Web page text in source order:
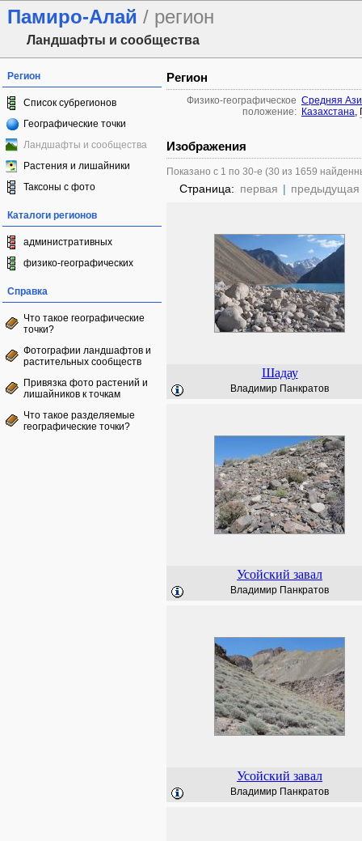
Памиро-Алай / регион
Ландшафты и сообщества
Регион
Список субрегионов
Географические точки
Ландшафты и сообщества
Растения и лишайники
Таксоны с фото
Каталоги регионов
административных
физико-географических
Справка
Что такое географические
точки?
Фотографии ландшафтов и
растительных сообществ
Привязка фото растений и
лишайников к точкам
Что такое разделяемые
географические точки?
Регион
Физико-географическое
положение:
Средняя
Казахстана,
Изображения
Показано с 1 по 30-е (30 из 1659
Страница: первая | предыдущая
Шадау
Владимир Панкратов
Усойский завал
Владимир Панкратов
Усойский завал
Владимир Панкратов